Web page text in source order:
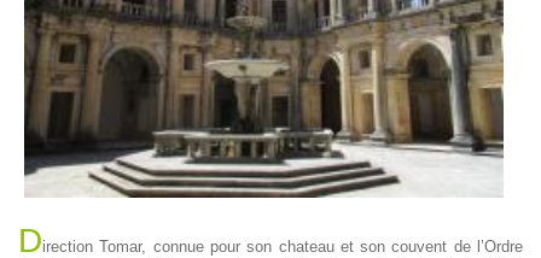
Direction Tomar, connue pour son chateau et son couvent de l’Ordre